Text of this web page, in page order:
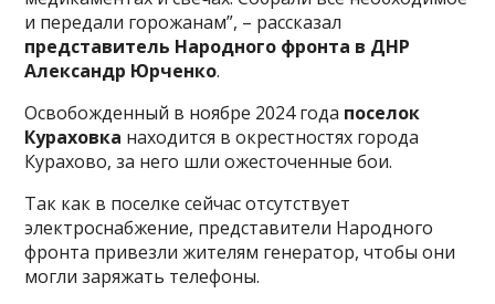
и передали горожанам”, – рассказал
представитель Народного фронта в ДНР
Александр Юрченко.
Освобожденный в ноябре 2024 года поселок
Кураховка находится в окрестностях города
Курахово, за него шли ожесточенные бои.
Так как в поселке сейчас отсутствует
электроснабжение, представители Народного
фронта привезли жителям генератор, чтобы они
могли заряжать телефоны.